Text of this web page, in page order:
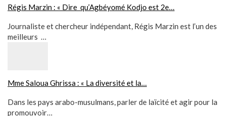
Régis Marzin : « Dire qu’Agbéyomé Kodjo est 2e…
Journaliste et chercheur indépendant, Régis Marzin est l’un des
meilleurs …
Mme Saloua Ghrissa : « La diversité et la…
Dans les pays arabo-musulmans, parler de laïcité et agir pour la
promouvoir…